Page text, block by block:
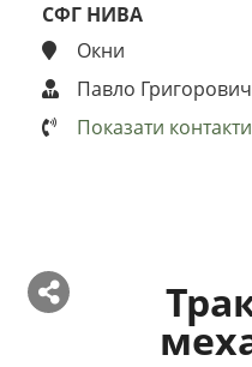
СФГ НИВА
Окни
Павло Григорович
Показати контакти